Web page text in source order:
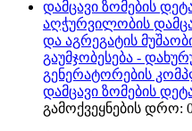
აღჭურვილობის
და აგრეგატის
გაუმჯობესება -
გენერატორების
დამცავი ზომების
გამოქვეყნების დრო: